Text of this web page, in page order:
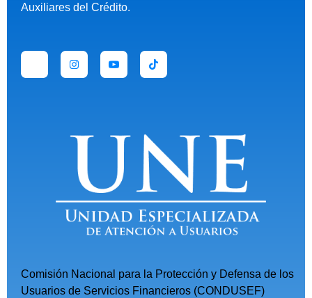
Auxiliares del Crédito.
Comisión Nacional para la Protección y Defensa de los
Usuarios de Servicios Financieros (CONDUSEF)